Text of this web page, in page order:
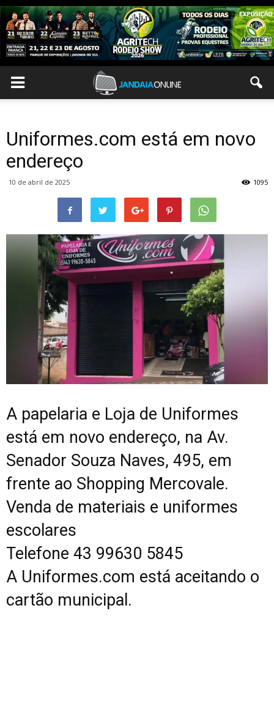
Uniformes.com está em novo
endereço
10 de abril de 2025 1095
A papelaria e Loja de Uniformes
está em novo endereço, na Av.
Senador Souza Naves, 495, em
frente ao Shopping Mercovale.
Venda de materiais e uniformes
escolares
Telefone 43 99630 5845
A Uniformes.com está aceitando o
cartão municipal.